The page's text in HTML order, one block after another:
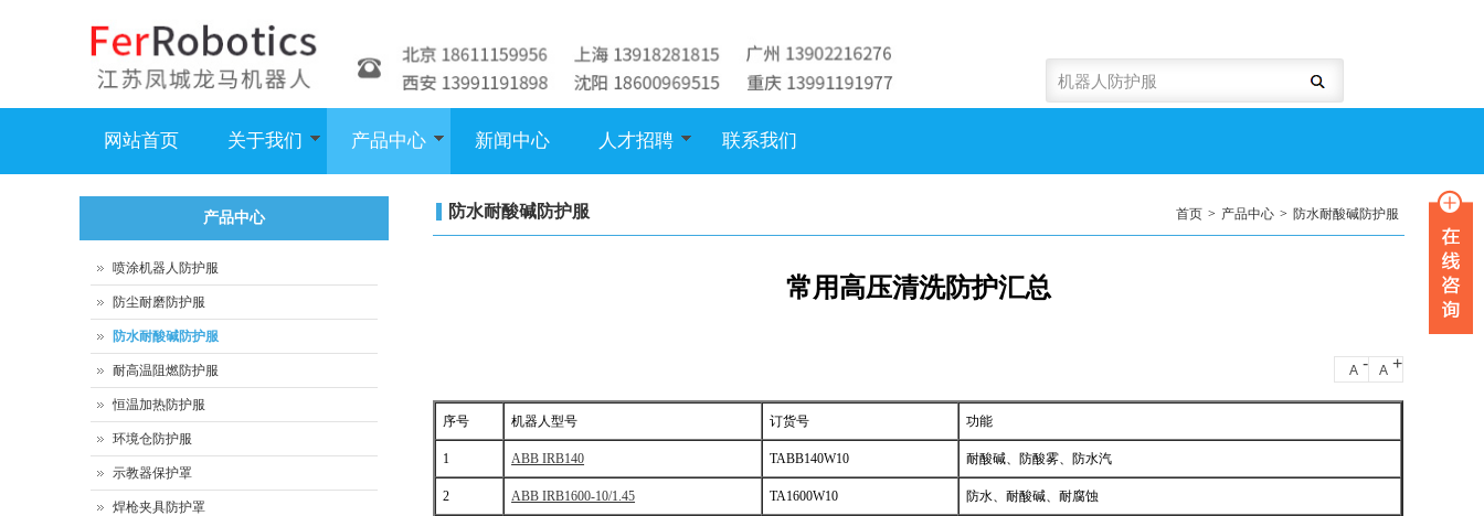
网站首页 关于我们 产品中心 新闻中心 人才招聘 联系我们
首页 > 产品中心 > 防水耐酸碱防护服
防水耐酸碱防护服
常用高压清洗防护汇总
A - A +
序号 机器人型号 订货号 功能
1 ABB IRB140 TABB140W10 耐酸碱、防酸雾、防水汽
2 ABB IRB1600-10/1.45 TA1600W10 防水、耐酸碱、耐腐蚀
产品中心
喷涂机器人防护服
防尘耐磨防护服
防水耐酸碱防护服
耐高温阻燃防护服
恒温加热防护服
环境仓防护服
示教器保护罩
焊枪夹具防护罩